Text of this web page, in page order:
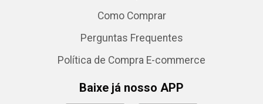
Como Comprar
Perguntas Frequentes
Política de Compra E-commerce
Baixe já nosso APP